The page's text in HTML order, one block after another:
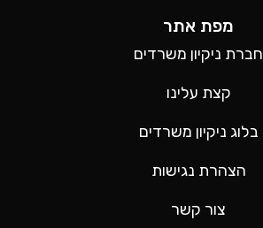
מפת אתר
חברת ניקיון משרדים
קצת עלינו
בלוג ניקיון משרדים
הצהרת נגישות
צור קשר